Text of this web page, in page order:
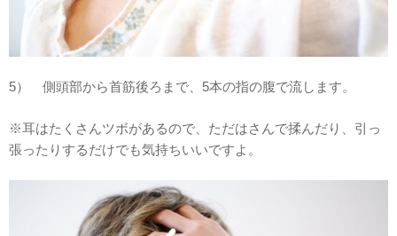
5） 側頭部から首筋後ろまで、5本の指の腹で流します。
※耳はたくさんツボがあるので、ただはさんで揉んだり、引っ
張ったりするだけでも気持ちいいですよ。